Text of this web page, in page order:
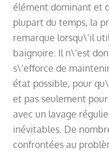
élément dominant et
plupart du temps, la
remarque lorsqu\’il
baignoire. Il n\’est
s\’efforce de
état possible, pour
et pas seulement
avec un lavage
inévitables. De
confrontées au